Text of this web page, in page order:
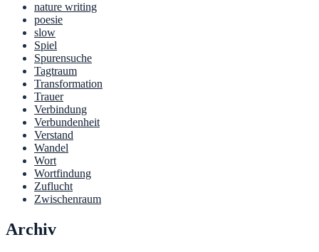
nature writing
poesie
slow
Spiel
Spurensuche
Tagtraum
Transformation
Trauer
Verbindung
Verbundenheit
Verstand
Wandel
Wort
Wortfindung
Zuflucht
Zwischenraum
Archiv